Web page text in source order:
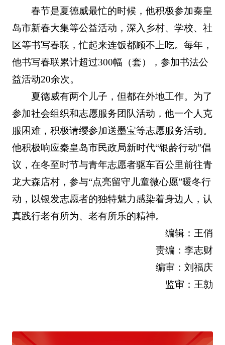
春节是夏德威最忙的时候，他积极参加秦皇
岛市新春大集等公益活动，深入乡村、学校、社
区等书写春联，忙起来连饭都顾不上吃。每年，
他书写春联累计超过300幅（套），参加书法公
益活动20余次。
夏德威有两个儿子，但都在外地工作。为了
参加社会组织和志愿服务团队活动，他一个人克
服困难，积极请缨参加送墨宝等志愿服务活动。
他积极响应秦皇岛市民政局新时代“银龄行动”倡
议，在冬至时节与青年志愿者驱车百公里前往青
龙大森店村，参与“点亮留守儿童微心愿”暖冬行
动，以银发志愿者的独特魅力感染着身边人，认
真践行老有所为、老有所乐的精神。
编辑：王俏
责编：李志财
编审：刘福庆
监审：王勍